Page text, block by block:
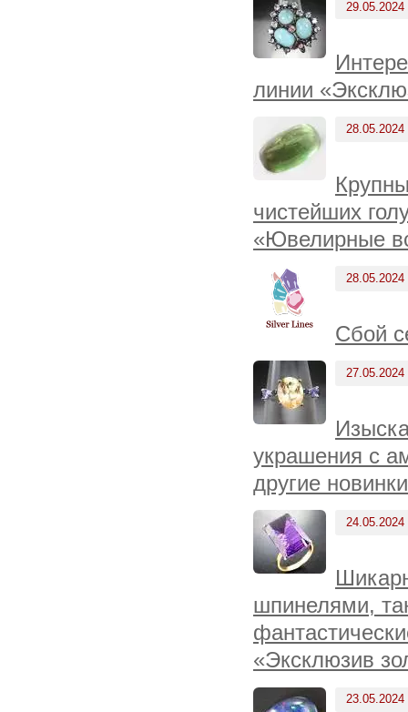
29.05.2024
линии
28.05.2024
чистейших
«Ювелирные
28.05.2024
Сбой
27.05.2024
украшения с
другие
24.05.2024
шпинелями,
«Эксклюзив
23.05.2024